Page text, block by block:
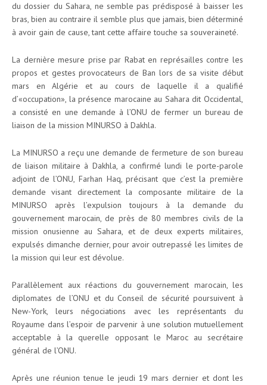
du dossier du Sahara, ne semble pas prédisposé à baisser les
bras, bien au contraire il semble plus que jamais, bien déterminé
à avoir gain de cause, tant cette affaire touche sa souveraineté.
La dernière mesure prise par Rabat en représailles contre les
propos et gestes provocateurs de Ban lors de sa visite début
mars en Algérie et au cours de laquelle il a qualifié
d’«occupation», la présence marocaine au Sahara dit Occidental,
a consisté en une demande à l’ONU de fermer un bureau de
liaison de la mission MINURSO à Dakhla.
La MINURSO a reçu une demande de fermeture de son bureau
de liaison militaire à Dakhla, a confirmé lundi le porte-parole
adjoint de l’ONU, Farhan Haq, précisant que c’est la première
demande visant directement la composante militaire de la
MINURSO après l’expulsion toujours à la demande du
gouvernement marocain, de près de 80 membres civils de la
mission onusienne au Sahara, et de deux experts militaires,
expulsés dimanche dernier, pour avoir outrepassé les limites de
la mission qui leur est dévolue.
Parallèlement aux réactions du gouvernement marocain, les
diplomates de l’ONU et du Conseil de sécurité poursuivent à
New-York, leurs négociations avec les représentants du
Royaume dans l’espoir de parvenir à une solution mutuellement
acceptable à la querelle opposant le Maroc au secrétaire
général de l’ONU.
Après une réunion tenue le jeudi 19 mars dernier et dont les